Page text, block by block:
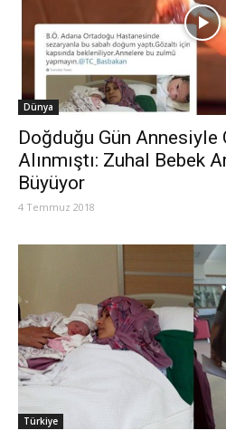
Dünya
Doğduğu Gün Annesiyle
Alınmıştı: Zuhal Bebek
Büyüyor
4 Temmuz 2018
Türkiye